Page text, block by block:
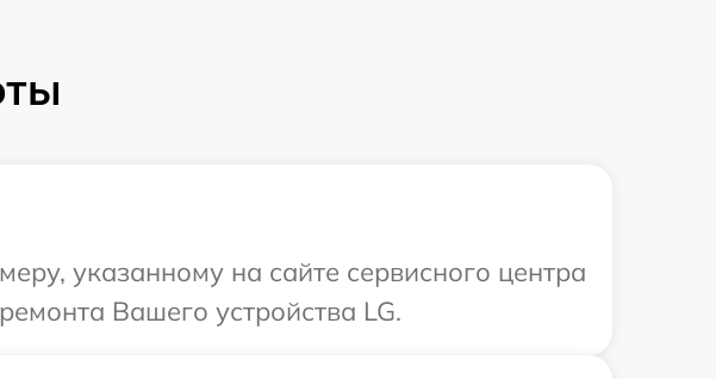
указанному на сайте сервисного центра
Вашего устройства LG.